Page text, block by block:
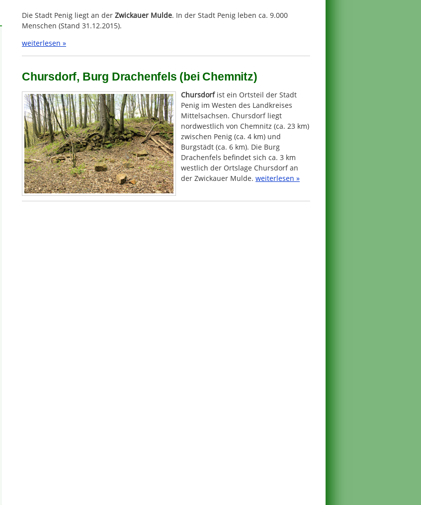
Die Stadt Penig liegt an der Zwickauer Mulde. In der Stadt Penig leben ca. 9.000
Menschen (Stand 31.12.2015).
weiterlesen »
Chursdorf, Burg Drachenfels (bei Chemnitz)
Chursdorfist ein Ortsteil der Stadt
Penig im Westen des Landkreises
Mittelsachsen. Chursdorf liegt
nordwestlich von Chemnitz (ca. 23 km)
zwischen Penig (ca. 4 km) und
Burgstädt (ca. 6 km). Die Burg
Drachenfels befindet sich ca. 3 km
westlich der Ortslage Chursdorf an
der Zwickauer Mulde. weiterlesen »